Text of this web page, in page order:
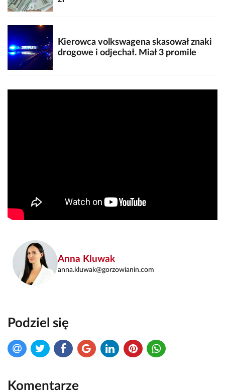
Kierowca volkswagena skasował znaki
drogowe i odjechał. Miał 3 promile
Anna Kluwak
anna.kluwak@gorzowianin.com
Podziel się
Komentarze